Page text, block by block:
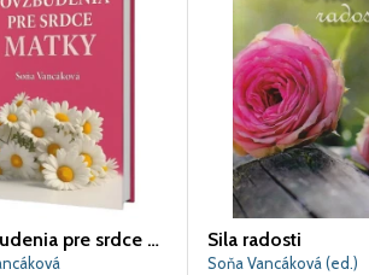
Povzbudenia pre srdce matky Sila radosti
Soňa Vancáková (ed.)